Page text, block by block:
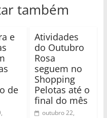
também
e
de
Atividades
do Outubro
Rosa
seguem no
Shopping
Pelotas até o
final do mês
outubro 22,